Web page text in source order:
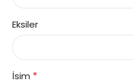
Eksiler
İsim *